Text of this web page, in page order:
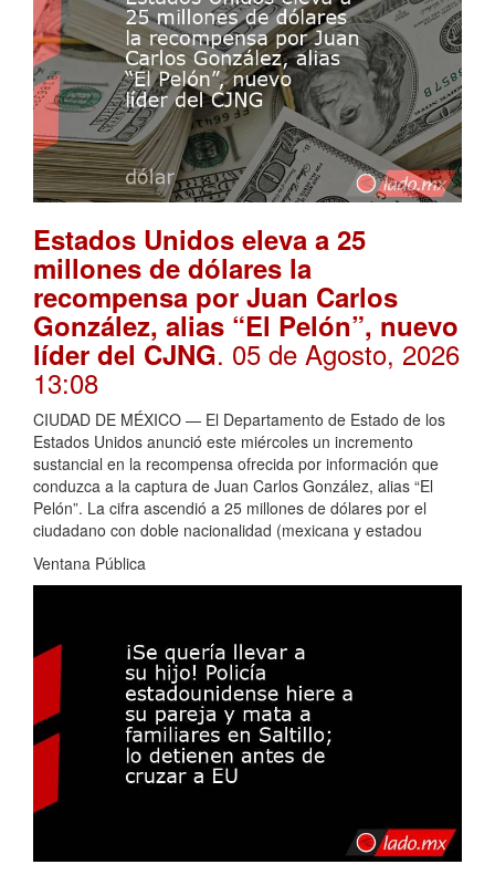
Estados Unidos eleva a 25
millones de dólares la
recompensa por Juan Carlos
González, alias “El Pelón”, nuevo
líder del CJNG. 05 de Agosto, 2026
13:08
CIUDAD DE MÉXICO — El Departamento de Estado de los
Estados Unidos anunció este miércoles un incremento
sustancial en la recompensa ofrecida por información que
conduzca a la captura de Juan Carlos González, alias “El
Pelón”. La cifra ascendió a 25 millones de dólares por el
ciudadano con doble nacionalidad (mexicana y estadou
Ventana Pública